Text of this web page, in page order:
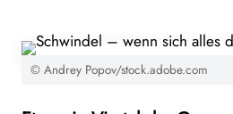
© Andrey Popov/stock.adobe.com